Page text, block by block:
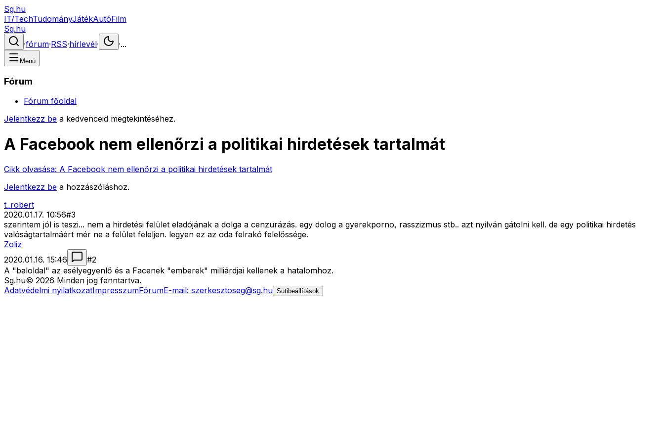
Sg.hu
IT/TechTudományJátékAutóFilm
Sg.hu
·fórum·RSS·hírlevél· ·...
Menü
Fórum
Fórum főoldal
Jelentkezz be a kedvenceid megtekintéséhez.
A Facebook nem ellenőrzi a politikai hirdetések tartalmát
Cikk olvasása: A Facebook nem ellenőrzi a politikai hirdetések tartalmát
Jelentkezz be a hozzászóláshoz.
t_robert
2020.01.17. 10:56#3
szerintem jól is teszi... nem a hirdetési felület eladójának a dolga a cenzurázás. egy dolog a gyerekporno, rasszizmus stb.. azt nyilván gátolni kell. de egy politikai hirdetés
valóságtartalmáért mér ne a felület feleljen. legyen ez az oda felrakó felelőssége.
Zoliz
2020.01.16. 15:46
#2
A "baloldal" az esélyegyenlő és a Facenek "emberek" milliárdjai kellenek a hatalomhoz.
Sg.hu© 2026 Minden jog fenntartva.
Adatvédelmi nyilatkozatImpresszumFórumE-mail: szerkesztoseg@sg.hu Sütibeállítások